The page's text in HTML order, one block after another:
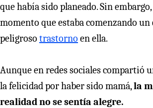
que había sido planeado. Sin
momento que estaba comenzando
peligroso trastorno en ella.
Aunque en redes sociales compartió
la felicidad por haber sido mamá,la
realidad no se sentía alegre.